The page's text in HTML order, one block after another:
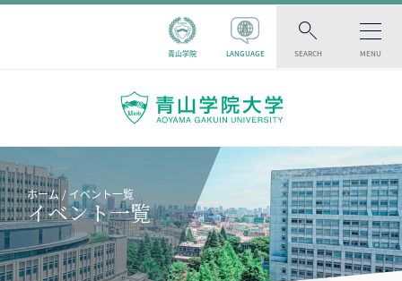
青山学院 LANGUAGE SEARCH MENU
ホーム イベント一覧
イベント一覧